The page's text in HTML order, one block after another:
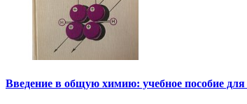
Введение в общую химию: учебное пособие